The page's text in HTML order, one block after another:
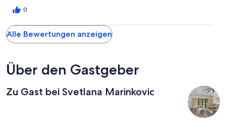
0
Alle Bewertungen anzeigen
Über den Gastgeber
Zu Gast bei Svetlana Marinkovic